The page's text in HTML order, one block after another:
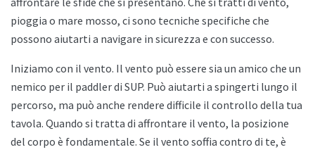
pioggia o mare mosso, ci sono tecniche specifiche che
possono aiutarti a navigare in sicurezza e con successo.
Iniziamo con il vento. Il vento può essere sia un amico che un
nemico per il paddler di SUP. Può aiutarti a spingerti lungo il
percorso, ma può anche rendere difficile il controllo della tua
tavola. Quando si tratta di affrontare il vento, la posizione
del corpo è fondamentale. Se il vento soffia contro di te, è